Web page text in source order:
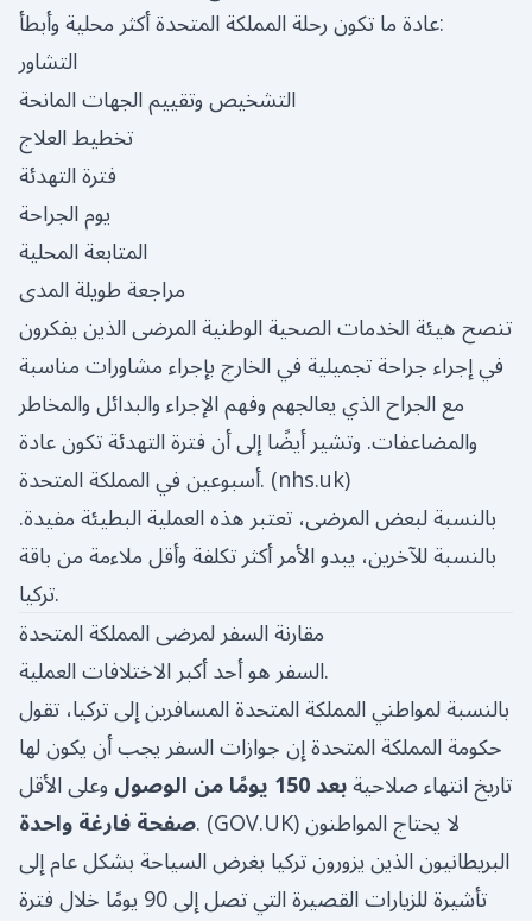
عادة ما تكون رحلة المملكة المتحدة أكثر محلية وأبطأ:
التشاور
التشخيص وتقييم الجهات المانحة
تخطيط العلاج
فترة التهدئة
يوم الجراحة
المتابعة المحلية
مراجعة طويلة المدى
تنصح هيئة الخدمات الصحية الوطنية المرضى الذين يفكرون
في إجراء جراحة تجميلية في الخارج بإجراء مشاورات مناسبة
مع الجراح الذي يعالجهم وفهم الإجراء والبدائل والمخاطر
والمضاعفات. وتشير أيضًا إلى أن فترة التهدئة تكون عادة
أسبوعين في المملكة المتحدة. (nhs.uk)
بالنسبة لبعض المرضى، تعتبر هذه العملية البطيئة مفيدة.
بالنسبة للآخرين، يبدو الأمر أكثر تكلفة وأقل ملاءمة من باقة
تركيا.
مقارنة السفر لمرضى المملكة المتحدة
السفر هو أحد أكبر الاختلافات العملية.
بالنسبة لمواطني المملكة المتحدة المسافرين إلى تركيا، تقول
حكومة المملكة المتحدة إن جوازات السفر يجب أن يكون لها
تاريخ انتهاء صلاحية بعد 150 يومًا من الوصول
وعلى الأقل
صفحة فارغة واحدة. (GOV.UK) لا يحتاج المواطنون
البريطانيون الذين يزورون تركيا بغرض السياحة بشكل عام إلى
تأشيرة للزيارات القصيرة التي تصل إلى 90 يومًا خلال فترة